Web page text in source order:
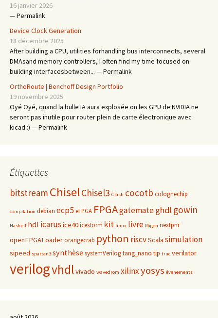
16 janvier 2026
— Permalink
Device Clock Generation
18 décembre 2025
After building a CPU, utilities forhandling bus interconnects, several
DMAsand memory controllers, I often find my time focused on
building interfacesbetween... — Permalink
OrthoRoute | Benchoff Design Portfolio
19 novembre 2025
Oyé Oyé, quand la bulle IA aura explosée on les GPU de NVIDIA ne
seront pas inutile pour router plein de carte électronique avec
kicad :) — Permalink
Étiquettes
bitstream ChiselChisel3 Clash cocotb colognechip
compilation debian ecp5eFPGA FPGAgatemateghdlgowin
Haskell hdl icarusice40icestorm kit linux livre Migen nextpnr
openFPGALoaderorangecrab python riscvScala simulation
sipeed spartan3 synthèse systemVerilogtang_nano tip truc verilator
verilogvhdlvivado wavedrom xilinxyosys évenements